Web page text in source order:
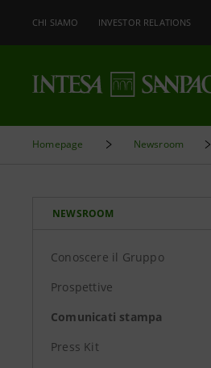
CHI SIAMO INVESTOR RELATIONS
Homepage Newsroom
NEWSROOM
Conoscere il Gruppo
Prospettive
Comunicati stampa
Press Kit